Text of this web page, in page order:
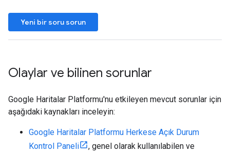
Yeni bir soru sorun
Olaylar ve bilinen sorunlar
Google Haritalar Platformu'nu etkileyen mevcut sorunlar için
aşağıdaki kaynakları inceleyin:
Google Haritalar Platformu Herkese Açık Durum
Kontrol Paneli
, genel olarak kullanılabilen ve